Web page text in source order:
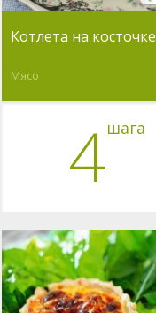
Котлета на косточке
Мясо
4шага